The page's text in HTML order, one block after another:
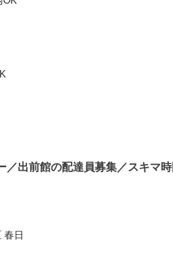
／出前館の配達員募集／スキマ
春日